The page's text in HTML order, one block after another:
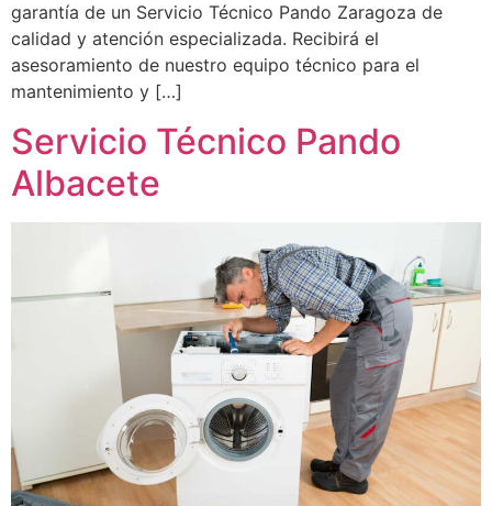
garantía de un Servicio Técnico Pando Zaragoza de
calidad y atención especializada. Recibirá el
asesoramiento de nuestro equipo técnico para el
mantenimiento y […]
Servicio Técnico Pando
Albacete